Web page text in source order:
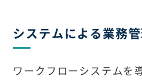
システムによる業務
ワークフローシステムを